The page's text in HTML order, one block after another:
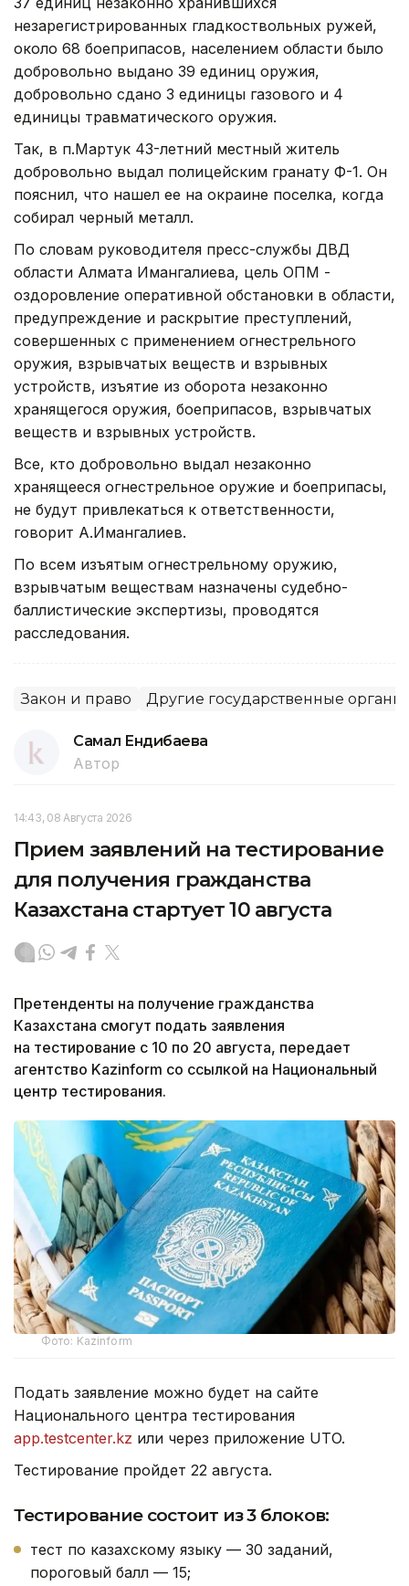
незарегистрированных гладкоствольных ружей,
около 68 боеприпасов, населением области было
добровольно выдано 39 единиц оружия,
добровольно сдано 3 единицы газового и 4
единицы травматического оружия.
Так, в п.Мартук 43-летний местный житель
добровольно выдал полицейским гранату Ф-1. Он
пояснил, что нашел ее на окраине поселка, когда
собирал черный металл.
По словам руководителя пресс-службы ДВД
области Алмата Имангалиева, цель ОПМ -
оздоровление оперативной обстановки в области,
предупреждение и раскрытие преступлений,
совершенных с применением огнестрельного
оружия, взрывчатых веществ и взрывных
устройств, изъятие из оборота незаконно
хранящегося оружия, боеприпасов, взрывчатых
веществ и взрывных устройств.
Все, кто добровольно выдал незаконно
хранящееся огнестрельное оружие и боеприпасы,
не будут привлекаться к ответственности,
говорит А.Имангалиев.
По всем изъятым огнестрельному оружию,
взрывчатым веществам назначены судебно-
баллистические экспертизы, проводятся
расследования.
Закон и право Другие государственные органы
Самал Ендибаева
Автор
14:43, 08 Августа 2026
Прием заявлений на тестирование
для получения гражданства
Казахстана стартует 10 августа
Претенденты на получение гражданства
Казахстана смогут подать заявления
на тестирование с 10 по 20 августа, передает
агентство Kazinform со ссылкой на Национальный
центр тестирования.
Фото: Kazinform
Подать заявление можно будет на сайте
Национального центра тестирования
app.testcenter.kz или через приложение UTO.
Тестирование пройдет 22 августа.
Тестирование состоит из 3 блоков:
тест по казахскому языку — 30 заданий,
пороговый балл — 15;